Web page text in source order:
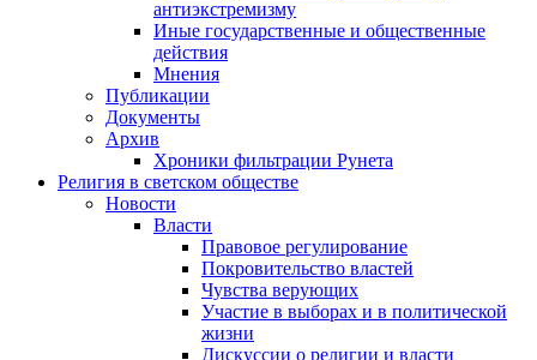
антиэкстремизму
Иные государственные и общественные
действия
Мнения
Публикации
Документы
Архив
Хроники фильтрации Рунета
Религия в светском обществе
Новости
Власти
Правовое регулирование
Покровительство властей
Чувства верующих
Участие в выборах и в политической
жизни
Дискуссии о религии и власти